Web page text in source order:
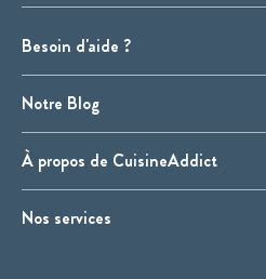
Besoin d'aide ?
Notre Blog
À propos de CuisineAddict
Nos services